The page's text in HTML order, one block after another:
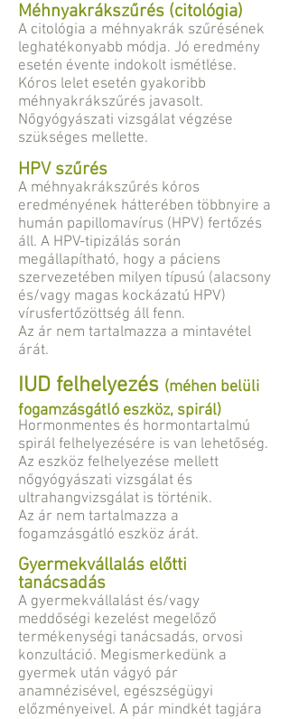
Méhnyakrákszűrés (citológia)
A citológia a méhnyakrák szűrésének
leghatékonyabb módja. Jó eredmény
esetén évente indokolt ismétlése.
Kóros lelet esetén gyakoribb
méhnyakrákszűrés javasolt.
Nőgyógyászati vizsgálat végzése
szükséges mellette.
HPV szűrés
A méhnyakrákszűrés kóros
eredményének hátterében többnyire a
humán papillomavírus (HPV) fertőzés
áll. A HPV-tipizálás során
megállapítható, hogy a páciens
szervezetében milyen típusú (alacsony
és/vagy magas kockázatú HPV)
vírusfertőzöttség áll fenn.
Az ár nem tartalmazza a mintavétel
árát.
IUD felhelyezés (méhen belüli
fogamzásgátló eszköz, spirál)
Hormonmentes és hormontartalmú
spirál felhelyezésére is van lehetőség.
Az eszköz felhelyezése mellett
nőgyógyászati vizsgálat és
ultrahangvizsgálat is történik.
Az ár nem tartalmazza a
fogamzásgátló eszköz árát.
Gyermekvállalás előtti
tanácsadás
A gyermekvállalást és/vagy
meddőségi kezelést megelőző
termékenységi tanácsadás, orvosi
konzultáció. Megismerkedünk a
gyermek után vágyó pár
anamnézisével, egészségügyi
előzményeivel. A pár mindkét tagjára